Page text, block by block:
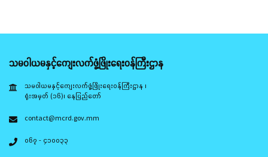
သမဝါယမနှင့်ကျေးလက်ဖွံ့ဖြိုးရေးဝန်ကြီးဌာန
သမဝါယမနှင့်ကျေးလက်ဖွံ့ဖြိုးရေးဝန်ကြီးဌာန ၊
ရုံးအမှတ် (၁၆)၊ နေပြည်တော်
contact@mcrd.gov.mm
၀၆၇ - ၄၁၀၀၃၃